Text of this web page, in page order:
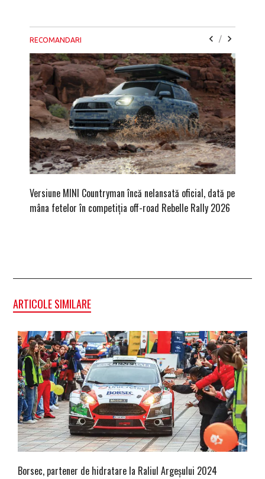
RECOMANDARI /
Versiune MINI Countryman încă nelansată oficial, dată pe
mâna fetelor în competiția off-road Rebelle Rally 2026
ARTICOLE SIMILARE
Borsec, partener de hidratare la Raliul Argeșului 2024